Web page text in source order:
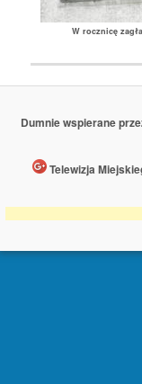
W rocznicę
Dumnie wspierane
Telewizja